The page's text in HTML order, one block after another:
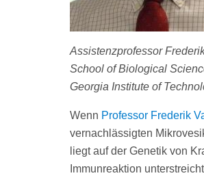
Assistenzprofessor
School of Biological
Georgia Institute of
Wenn Professor Frederik
vernachlässigten
liegt auf der Genetik von
Immunreaktion